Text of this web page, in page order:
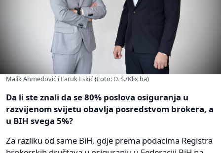
Malik Ahmedović i Faruk Eskić (Foto: D. S./Klix.ba)
Da li ste znali da se 80% poslova osiguranja u
razvijenom svijetu obavlja posredstvom brokera, a
u BIH svega 5%?
Za razliku od same BiH, gdje prema podacima Registra